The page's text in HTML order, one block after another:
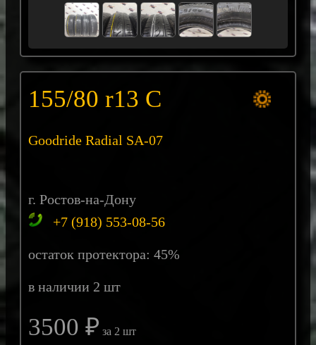
155/80 r13 С
Goodride Radial SA-07
г. Ростов-на-Дону
+7 (918) 553-08-56
остаток протектора: 45%
в наличии 2 шт
3500 ₽ за 2 шт